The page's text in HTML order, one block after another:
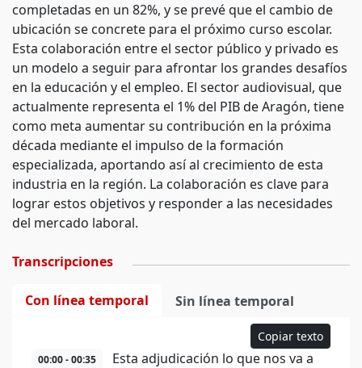
completadas en un 82%, y se prevé que el cambio de
ubicación se concrete para el próximo curso escolar.
Esta colaboración entre el sector público y privado es
un modelo a seguir para afrontar los grandes desafíos
en la educación y el empleo. El sector audiovisual, que
actualmente representa el 1% del PIB de Aragón, tiene
como meta aumentar su contribución en la próxima
década mediante el impulso de la formación
especializada, aportando así al crecimiento de esta
industria en la región. La colaboración es clave para
lograr estos objetivos y responder a las necesidades
del mercado laboral.
Transcripciones
Con línea temporal Sin línea temporal
Copiar texto
00:00 - 00:35
Esta adjudicación lo que nos va a